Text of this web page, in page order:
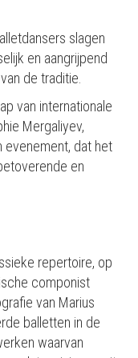
slagen
en aangrijpend
de traditie.
van internationale
Mergaliyev,
evenement, dat het
en
repertoire, op
componist
van Marius
balletten in de
waarvan